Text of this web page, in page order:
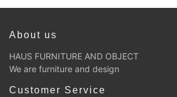
About us
HAUS FURNITURE AND OBJECT
We are furniture and design
Customer Service